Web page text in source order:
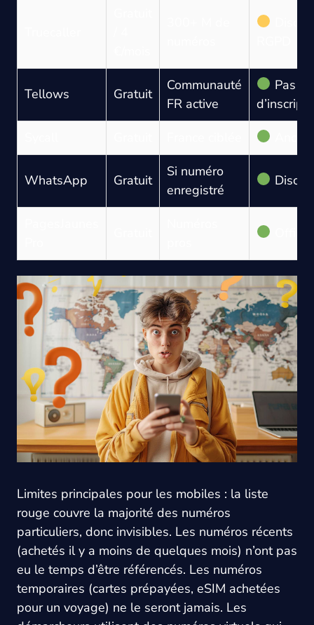
Tellows Gratuit
Communauté
FR active
Pas
WhatsApp Gratuit
Si numéro
enregistré
Discret
Limites principales pour les mobiles : la liste
rouge couvre la majorité des numéros
particuliers, donc invisibles. Les numéros récents
(achetés il y a moins de quelques mois) n’ont pas
eu le temps d’être référencés. Les numéros
temporaires (cartes prépayées, eSIM achetées
pour un voyage) ne le seront jamais. Les